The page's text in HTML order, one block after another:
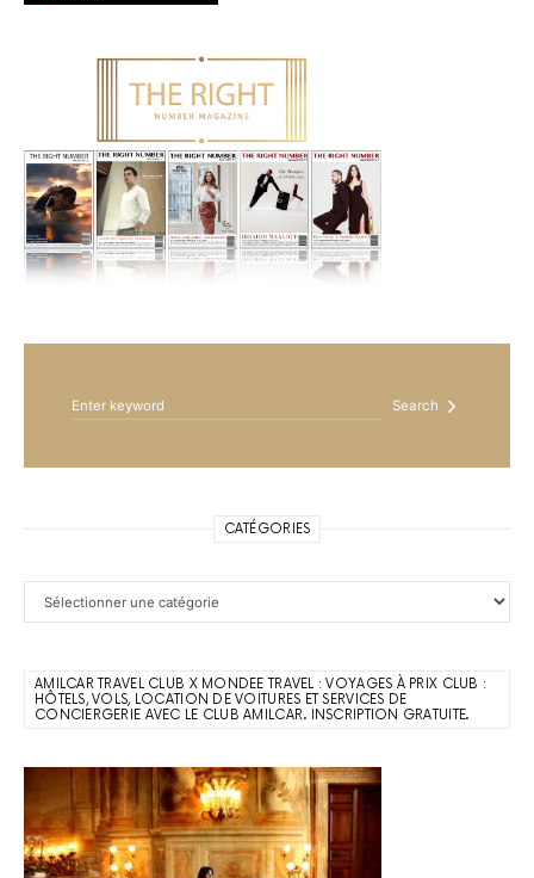
Search
CATÉGORIES
AMILCAR TRAVEL CLUB X MONDEE TRAVEL : VOYAGES À PRIX CLUB :
HÔTELS, VOLS, LOCATION DE VOITURES ET SERVICES DE
CONCIERGERIE AVEC LE CLUB AMILCAR. INSCRIPTION GRATUITE.